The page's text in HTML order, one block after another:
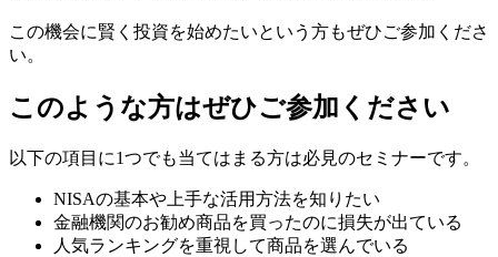
この機会に賢く投資を始めたいという方もぜひご参加くださ
い。
このような方はぜひご参加ください
以下の項目に1つでも当てはまる方は必見のセミナーです。
NISAの基本や上手な活用方法を知りたい
金融機関のお勧め商品を買ったのに損失が出ている
人気ランキングを重視して商品を選んでいる